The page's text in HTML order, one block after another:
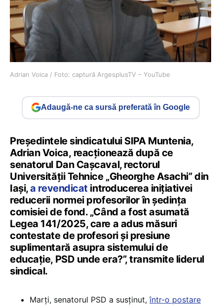
Adrian Voica / Foto: captură ArgesplusTV – YouTube
Adaugă-ne ca sursă preferată în Google
Președintele sindicatului SIPA Muntenia,
Adrian Voica, reacționează după ce
senatorul Dan Cașcaval, rectorul
Universității Tehnice „Gheorghe Asachi” din
Iași,a revendicat introducerea inițiativei
reducerii normei profesorilor în ședința
comisiei de fond. „Când a fost asumată
Legea 141/2025, care a adus măsuri
contestate de profesori și presiune
suplimentară asupra sistemului de
educație, PSD unde era?”, transmite liderul
sindical.
Marți, senatorul PSD a susținut,într-o postare